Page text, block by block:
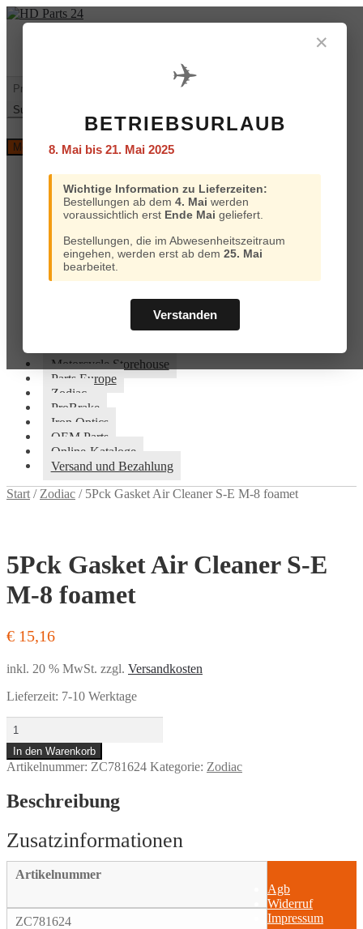
✕
✈️
BETRIEBSURLAUB
8. Mai bis 21. Mai 2025
Wichtige Information zu Lieferzeiten:
Bestellungen ab dem 4. Mai werden
voraussichtlich erst Ende Mai geliefert.
Bestellungen, die im Abwesenheitszeitraum
eingehen, werden erst ab dem 25. Mai
bearbeitet.
Verstanden
Zur
Navigation
Zum
Inhalt
Suchen
nach:
Suchen
und
Menü
Home
Custom Chrome
Motorcycle Storehouse
Parts Europe
Zodiac
ProBrake
Iron Optics
OEM Parts
Versand und Bezahlung
Motorcycle Storehouse
Parts Europe
Zodiac
ProBrake
Iron Optics
OEM Parts
Online-Kataloge
Versand und Bezahlung
Start/Zodiac / 5Pck Gasket Air Cleaner S-E M-8 foamet
5Pck Gasket Air Cleaner S-E
M-8 foamet
€ 15,16
inkl. 20 % MwSt. zzgl. Versandkosten
Lieferzeit: 7-10 Werktage
5Pck
Gasket
Air
Cleaner
E
M-
foamet
In den Warenkorb
Artikelnummer: ZC781624 Kategorie: Zodiac
Beschreibung
Artikelnummer
ZC781624
Agb
Widerruf
Impressum